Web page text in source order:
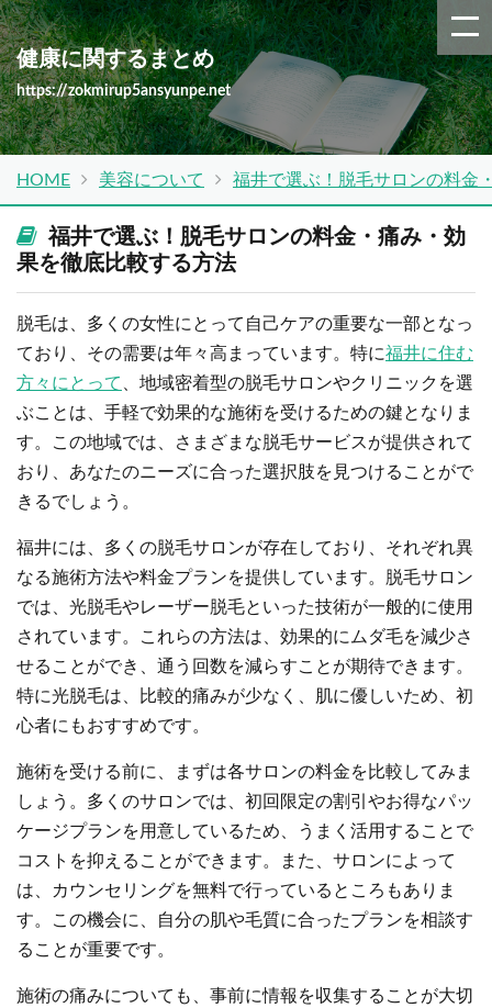
健康に関するまとめ
https://zokmirup5ansyunpe.net
HOME 美容について 福井で選ぶ！脱毛サロンの料金
福井で選ぶ！脱毛サロンの料金・痛み・効
果を徹底比較する方法
脱毛は、多くの女性にとって自己ケアの重要な一部となっ
ており、その需要は年々高まっています。特に福井に住む
方々にとって
、地域密着型の脱毛サロンやクリニックを選
ぶことは、手軽で効果的な施術を受けるための鍵となりま
す。この地域では、さまざまな脱毛サービスが提供されて
おり、あなたのニーズに合った選択肢を見つけることがで
きるでしょう。
福井には、多くの脱毛サロンが存在しており、それぞれ異
なる施術方法や料金プランを提供しています。脱毛サロン
では、光脱毛やレーザー脱毛といった技術が一般的に使用
されています。これらの方法は、効果的にムダ毛を減少さ
せることができ、通う回数を減らすことが期待できます。
特に光脱毛は、比較的痛みが少なく、肌に優しいため、初
心者にもおすすめです。
施術を受ける前に、まずは各サロンの料金を比較してみま
しょう。多くのサロンでは、初回限定の割引やお得なパッ
ケージプランを用意しているため、うまく活用することで
コストを抑えることができます。また、サロンによって
は、カウンセリングを無料で行っているところもありま
す。この機会に、自分の肌や毛質に合ったプランを相談す
ることが重要です。
施術の痛みについても、事前に情報を収集することが大切